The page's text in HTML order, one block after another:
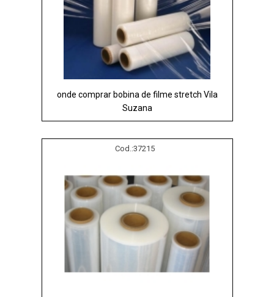
onde comprar bobina de filme stretch Vila
Suzana
Cod.:37215